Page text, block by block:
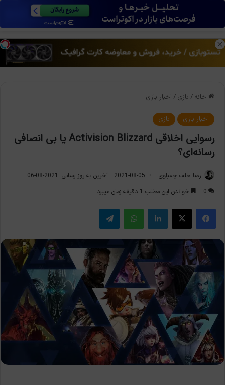
خانه / بازی / اخبار بازی
اخبار بازی بازی
رسوایی اخلاقی Activision Blizzard یا بی انصافی
رسانه‌ای؟
رضا خلف چعباوی 2021-08-05
آخرین به روز رسانی: 2021-08-06
0
خواندن این مطلب 1 دقیقه زمان میبرد
فیس بوک X لینکدین واتس آپ تلگرام